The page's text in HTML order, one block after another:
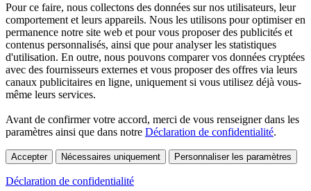
Pour ce faire, nous collectons des données sur nos utilisateurs, leur
comportement et leurs appareils. Nous les utilisons pour optimiser en
permanence notre site web et pour vous proposer des publicités et
contenus personnalisés, ainsi que pour analyser les statistiques
d'utilisation. En outre, nous pouvons comparer vos données cryptées
avec des fournisseurs externes et vous proposer des offres via leurs
canaux publicitaires en ligne, uniquement si vous utilisez déjà vous-
même leurs services.
Avant de confirmer votre accord, merci de vous renseigner dans les
paramètres ainsi que dans notre Déclaration de confidentialité.
Accepter Nécessaires uniquement Personnaliser les paramètres
Déclaration de confidentialité